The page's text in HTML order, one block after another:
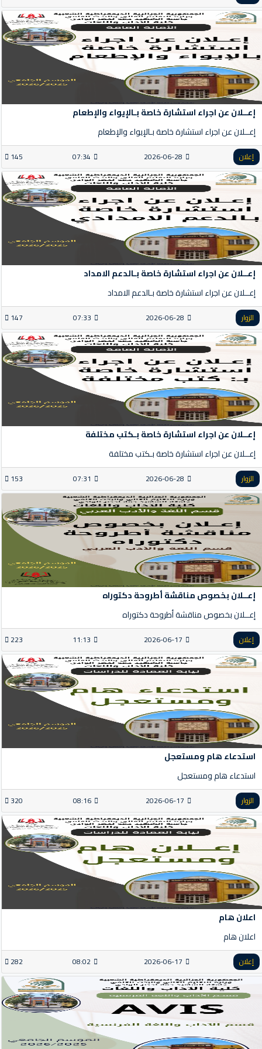
إعــلان عن اجراء استشارة خاصة بـالإيواء والإطعام
إعــلان عن اجراء استشارة خاصة بـالإيواء والإطعام
إعلان 2026-06-28
07:34
145
إعــلان عن اجراء استشارة خاصة بـالدعم الامداد
إعــلان عن اجراء استشارة خاصة بـالدعم الامداد
الزوار 2026-06-28
07:33
147
إعــلان عن اجراء استشارة خاصة بـكتب مختلفة
إعــلان عن اجراء استشارة خاصة بـكتب مختلفة
الزوار 2026-06-28
07:31
153
إعــلان بخصوص مناقشة أطروحة دكتوراه
إعــلان بخصوص مناقشة أطروحة دكتوراه
إعلان 2026-06-17
11:13
223
استدعاء هام ومستعجل
استدعاء هام ومستعجل
الزوار 2026-06-17
08:16
320
اعلان هام
اعلان هام
إعلان 2026-06-17
08:02
282